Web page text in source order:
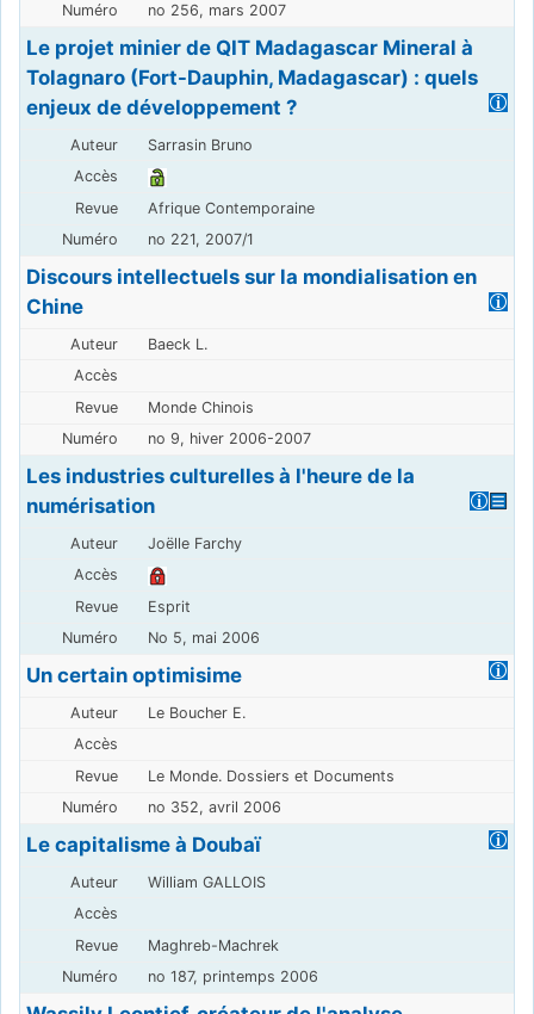
no 256, mars 2007
Le projet minier de QIT Madagascar Mineral à
Tolagnaro (Fort-Dauphin, Madagascar) : quels
enjeux de développement ?
Sarrasin Bruno
Afrique Contemporaine
no 221, 2007/1
Discours intellectuels sur la mondialisation en
Chine
Baeck L.
Monde Chinois
no 9, hiver 2006-2007
Les industries culturelles à l'heure de la
numérisation
Joëlle Farchy
Esprit
No 5, mai 2006
Un certain optimisime
Le Boucher E.
Le Monde. Dossiers et Documents
no 352, avril 2006
Le capitalisme à Doubaï
William GALLOIS
Maghreb-Machrek
no 187, printemps 2006